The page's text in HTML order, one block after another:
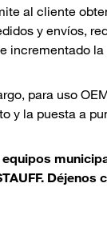
al cliente
y envíos,
incrementado
para uso
y la puesta a
Déjenos